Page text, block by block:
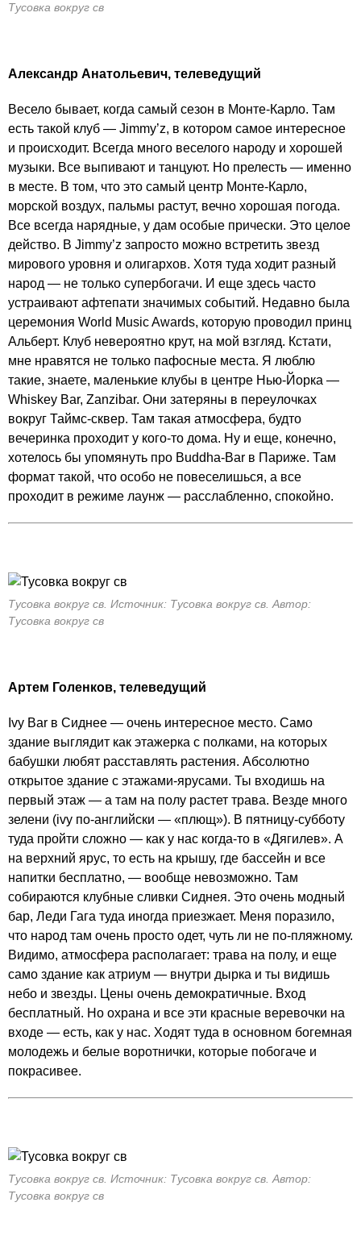
Тусовка вокруг св
Александр Анатольевич, телеведущий
Весело бывает, когда самый сезон в Монте-Карло. Там
есть такой клуб — Jimmy’z, в котором самое интересное
и происходит. Всегда много веселого народу и хорошей
музыки. Все выпивают и танцуют. Но прелесть — именно
в месте. В том, что это самый центр Монте-Карло,
морской воздух, пальмы растут, вечно хорошая погода.
Все всегда нарядные, у дам особые прически. Это целое
действо. В Jimmy’z запросто можно встретить звезд
мирового уровня и олигархов. Хотя туда ходит разный
народ — не только супербогачи. И еще здесь часто
устраивают афтепати значимых событий. Недавно была
церемония World Music Awards, которую проводил принц
Альберт. Клуб невероятно крут, на мой взгляд. Кстати,
мне нравятся не только пафосные места. Я люблю
такие, знаете, маленькие клубы в центре Нью-Йорка —
Whiskey Bar, Zanzibar. Они затеряны в переулочках
вокруг Таймс-сквер. Там такая атмосфера, будто
вечеринка проходит у кого-то дома. Ну и еще, конечно,
хотелось бы упомянуть про Buddha-Bar в Париже. Там
формат такой, что особо не повеселишься, а все
проходит в режиме лаунж — расслабленно, спокойно.
Тусовка вокруг св. Источник: Тусовка вокруг св. Автор:
Тусовка вокруг св
Артем Голенков, телеведущий
Ivy Bar в Сиднее — очень интересное место. Само
здание выглядит как этажерка с полками, на которых
бабушки любят расставлять растения. Абсолютно
открытое здание с этажами-ярусами. Ты входишь на
первый этаж — а там на полу растет трава. Везде много
зелени (ivy по-английски — «плющ»). В пятницу-субботу
туда пройти сложно — как у нас когда-то в «Дягилев». А
на верхний ярус, то есть на крышу, где бассейн и все
напитки бесплатно, — вообще невозможно. Там
собираются клубные сливки Сиднея. Это очень модный
бар, Леди Гага туда иногда приезжает. Меня поразило,
что народ там очень просто одет, чуть ли не по-пляжному.
Видимо, атмосфера располагает: трава на полу, и еще
само здание как атриум — внутри дырка и ты видишь
небо и звезды. Цены очень демократичные. Вход
бесплатный. Но охрана и все эти красные веревочки на
входе — есть, как у нас. Ходят туда в основном богемная
молодежь и белые воротнички, которые побогаче и
покрасивее.
Тусовка вокруг св. Источник: Тусовка вокруг св. Автор:
Тусовка вокруг св